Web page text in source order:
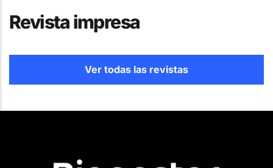
Revista impresa
Ver todas las revistas